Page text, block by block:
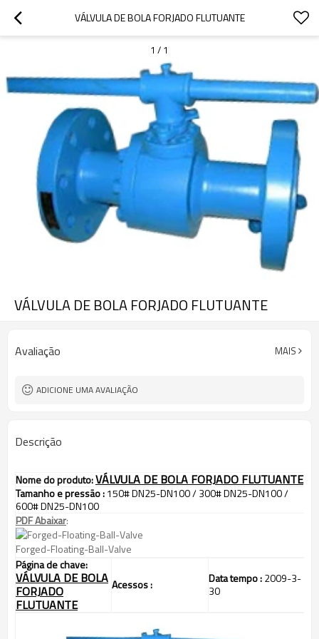
VÁLVULA DE BOLA FORJADO FLUTUANTE
1 / 1
VÁLVULA DE BOLA FORJADO FLUTUANTE
Avaliação MAIS
ADICIONE UMA AVALIAÇÃO
Descrição
Nome do produto:VÁLVULA DE BOLA FORJADO FLUTUANTE
Tamanho e pressão:150# DN25-DN100 / 300# DN25-DN100 /
600# DN25-DN100
PDF Abaixar:
Forged-Floating-Ball-Valve
Página de chave:
VÁLVULA DE BOLA
FORJADO
FLUTUANTE
Acessos: Data tempo:2009-3-
30